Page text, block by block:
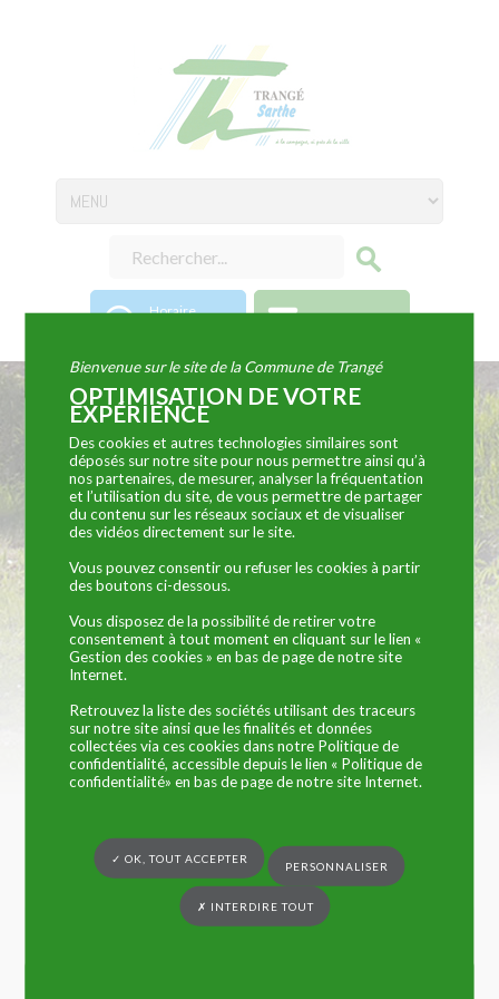
Horaire
Coordonnées
ADEROM (agence
immobilière)
Vous êtes ici :Commune de Trangé»VIE PRATIQUE »Artisans et
Commerçants»Services à la personne
Adelaide Bouteloup spécialisée dans la location de
terrain est située au :
26 ROUTE NATIONALE
72650 TRANGE
Bienvenue sur le site de la Commune de Trangé
OPTIMISATION DE VOTRE
EXPÉRIENCE
Des cookies et autres technologies similaires sont
déposés sur notre site pour nous permettre ainsi qu’à
nos partenaires, de mesurer, analyser la fréquentation
et l’utilisation du site, de vous permettre de partager
du contenu sur les réseaux sociaux et de visualiser
des vidéos directement sur le site.
Vous pouvez consentir ou refuser les cookies à partir
des boutons ci-dessous.
Vous disposez de la possibilité de retirer votre
consentement à tout moment en cliquant sur le lien «
Gestion des cookies » en bas de page de notre site
Internet.
Retrouvez la liste des sociétés utilisant des traceurs
sur notre site ainsi que les finalités et données
collectées via ces cookies dans notre Politique de
confidentialité, accessible depuis le lien « Politique de
confidentialité» en bas de page de notre site Internet.
✓ OK, TOUT ACCEPTER
PERSONNALISER
✗ INTERDIRE TOUT